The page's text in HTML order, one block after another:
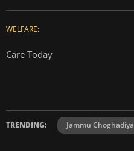
WELFARE:
Care Today
TRENDING: Jammu Choghadiya